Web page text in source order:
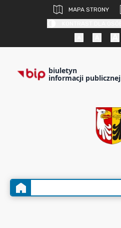
MAPA STRONY
biuletyn
informacji publicznej